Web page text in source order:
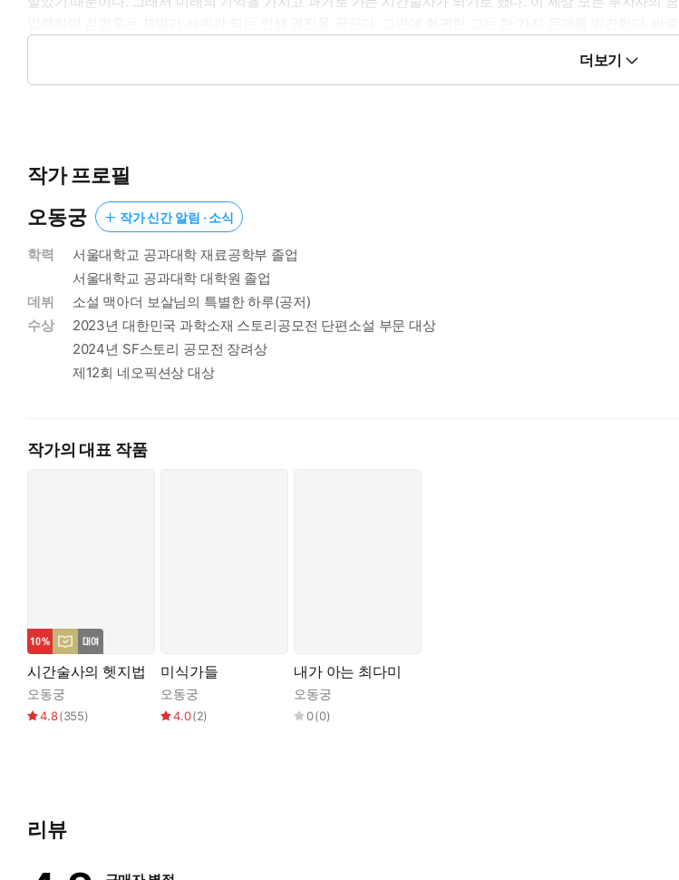
2026년의 김민우는 프라이팬으로 2019년의 김민우의 뒤통수를 후려친다. 그리고 기절한 과거의 김민우를
더보기
작가 프로필
오동궁
작가 신간 알림 · 소식
학력
서울대학교 공과대학 재료공학부 졸업
서울대학교 공과대학 대학원 졸업
데뷔
소설 맥아더 보살님의 특별한 하루(공저)
수상
2023년 대한민국 과학소재 스토리공모전 단편소설 부문 대상
2024년 SF스토리 공모전 장려상
제12회 네오픽션상 대상
작가의 대표 작품
시간술사의 헷지법
오동궁
4.8(355)
미식가들
오동궁
4.0(2)
내가 아는 최다미
오동궁
0(0)
리뷰